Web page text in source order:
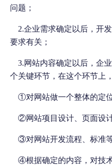
问题；
2.企业需求确定以后，开
要求有关；
3.网站内容确定以后，企
个关键环节，在这个环节上
①对网站做一个整体的定
②网站项目设计、页面设
③对网站开发流程、标准
④根据确定的内容，对技